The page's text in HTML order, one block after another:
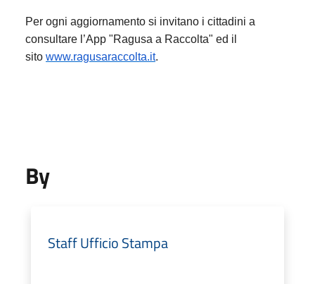
Per ogni aggiornamento si invitano i cittadini a
consultare l’App "Ragusa a Raccolta" ed il
sito www.ragusaraccolta.it.
By
Staff Ufficio Stampa